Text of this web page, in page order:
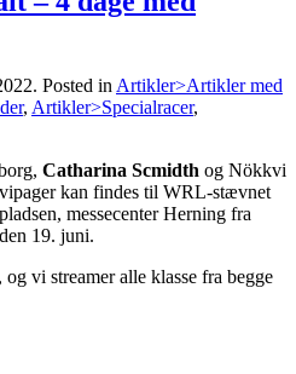
. Posted in Artikler>Artikler med
, Artikler>Specialracer,
Catharina Scmidth og Nökkvi
kan findes til WRL-stævnet
messecenter Herning fra
19. juni.
vi streamer alle klasse fra begge